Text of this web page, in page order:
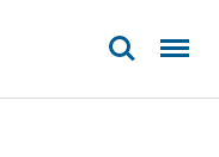
contatti